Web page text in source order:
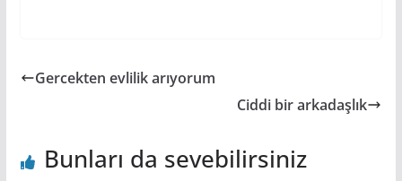
Gercekten evlilik arıyorum
Ciddi bir arkadaşlık
Bunları da sevebilirsiniz